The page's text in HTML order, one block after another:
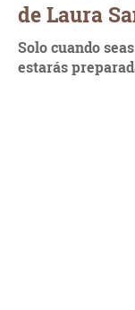
de Laura
Solo cuando
estarás